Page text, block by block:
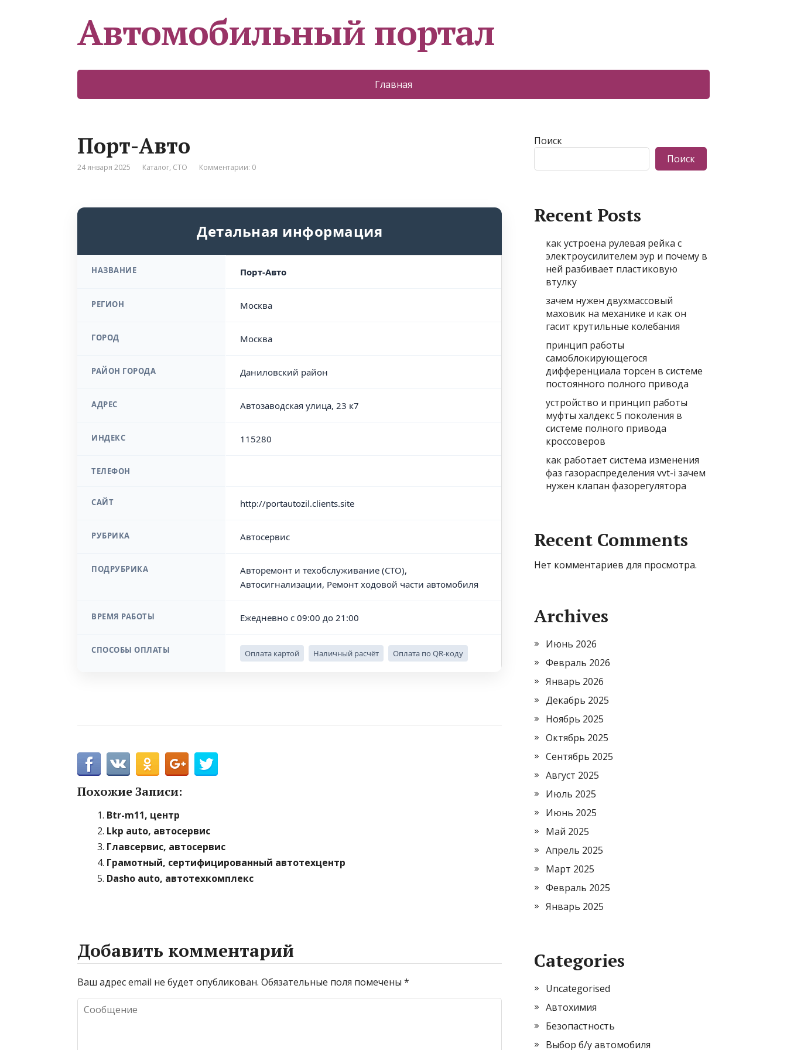
Автомобильный портал
Главная
Порт-Авто
24 января 2025 Каталог, СТО Комментарии: 0
Детальная информация
НАЗВАНИЕ Порт-Авто
РЕГИОН Москва
ГОРОД Москва
РАЙОН ГОРОДА Даниловский район
АДРЕС Автозаводская улица, 23 к7
ИНДЕКС 115280
ТЕЛЕФОН
САЙТ http://portautozil.clients.site
РУБРИКА Автосервис
ПОДРУБРИКА
Авторемонт и техобслуживание (СТО),
Автосигнализации, Ремонт ходовой части автомобиля
ВРЕМЯ РАБОТЫ Ежедневно с 09:00 до 21:00
СПОСОБЫ ОПЛАТЫ Оплата картой Наличный расчёт Оплата по QR-коду
Похожие Записи:
Btr-m11, центр
Lkp auto, автосервис
Главсервис, автосервис
Грамотный, сертифицированный автотехцентр
Dasho auto, автотехкомплекс
Добавить комментарий
Ваш адрес email не будет опубликован. Обязательные поля помечены *
Поиск
Поиск
Recent Posts
как устроена рулевая рейка с
электроусилителем эур и почему в
ней разбивает пластиковую
втулку
зачем нужен двухмассовый
маховик на механике и как он
гасит крутильные колебания
принцип работы
самоблокирующегося
дифференциала торсен в системе
постоянного полного привода
устройство и принцип работы
муфты халдекс 5 поколения в
системе полного привода
кроссоверов
как работает система изменения
фаз газораспределения vvt-i зачем
нужен клапан фазорегулятора
Recent Comments
Нет комментариев для просмотра.
Archives
Июнь 2026
Февраль 2026
Январь 2026
Декабрь 2025
Ноябрь 2025
Октябрь 2025
Сентябрь 2025
Август 2025
Июль 2025
Июнь 2025
Май 2025
Апрель 2025
Март 2025
Февраль 2025
Январь 2025
Categories
Uncategorised
Автохимия
Безопастность
Выбор б/у автомобиля